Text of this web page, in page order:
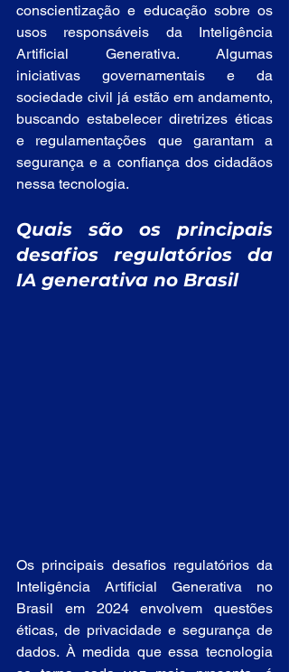
conscientização e educação sobre os
usos responsáveis da Inteligência
Artificial Generativa. Algumas
iniciativas governamentais e da
sociedade civil já estão em andamento,
buscando estabelecer diretrizes éticas
e regulamentações que garantam a
segurança e a confiança dos cidadãos
nessa tecnologia.
Quais são os principais
desafios regulatórios da
IA generativa no Brasil
Os principais desafios regulatórios da
Inteligência Artificial Generativa no
Brasil em 2024 envolvem questões
éticas, de privacidade e segurança de
dados. À medida que essa tecnologia